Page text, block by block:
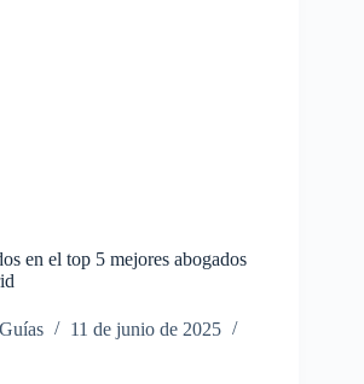
en el top 5 mejores abogados
11 de junio de 2025